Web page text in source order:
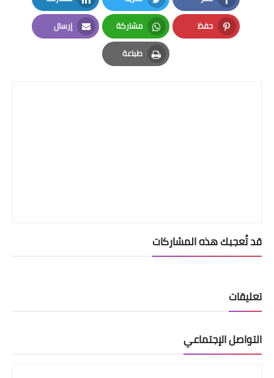
Facebook
Twitter
LinkedIn
حفظ
Pinterest
مشاركة
Whatsapp
إرسال
Email
طباعة
Print
قد تُعجبك هذه المشاركات
تعليقات
التواصل الإجتماعي